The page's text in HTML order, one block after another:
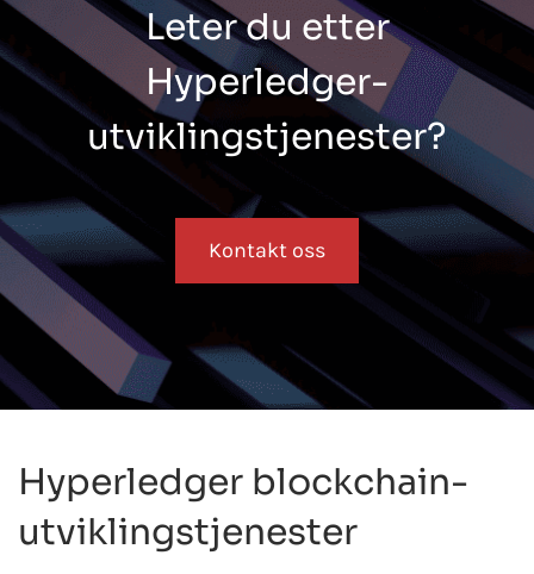
Leter du etter
Hyperledger-
utviklingstjenester?
Kontakt oss
Hyperledger blockchain-
utviklingstjenester